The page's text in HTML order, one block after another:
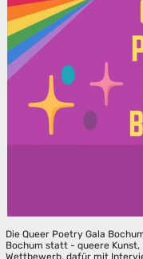
Die Queer Poetry Gala
Bochum statt - queere
Wettbewerb, dafür mit